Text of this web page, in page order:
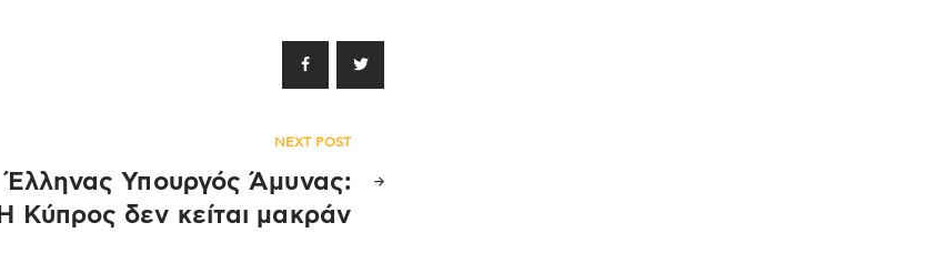
NEXT POST
Έλληνας Υπουργός Άμυνας:
Η Κύπρος δεν κείται μακράν